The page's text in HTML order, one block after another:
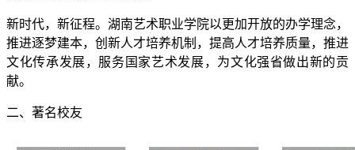
新时代，新征程。湖南艺术职业学院以更加开放的办学理念，
推进逐梦建本，创新人才培养机制，提高人才培养质量，推进
文化传承发展，服务国家艺术发展，为文化强省做出新的贡
献。
二、著名校友